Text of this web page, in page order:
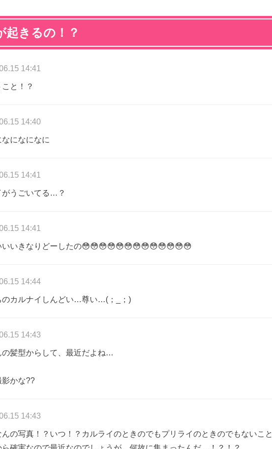
起きるの！？
14:41
と！？
14:40
なになになに
14:41
がうごいてる…？
14:41
いいきなりどーしたの😳😳😳😳😳😳😳😳😳😳😳😳😳
14:44
のカルナイしんどい…尊い…(；_；)
14:43
の髪型からして、最近だよね…
影かな??
14:43
んの写真！？いつ！？カルライのときのでもプリライのときのでもないこと